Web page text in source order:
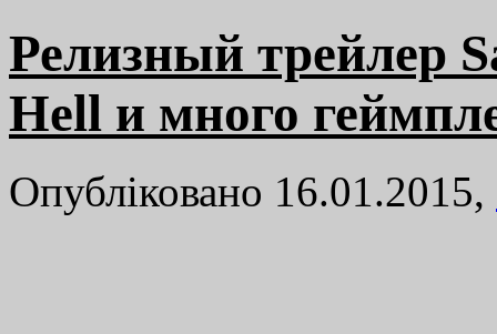
Релизный трейлер
Hell и много
Опубліковано 16.01.2015,